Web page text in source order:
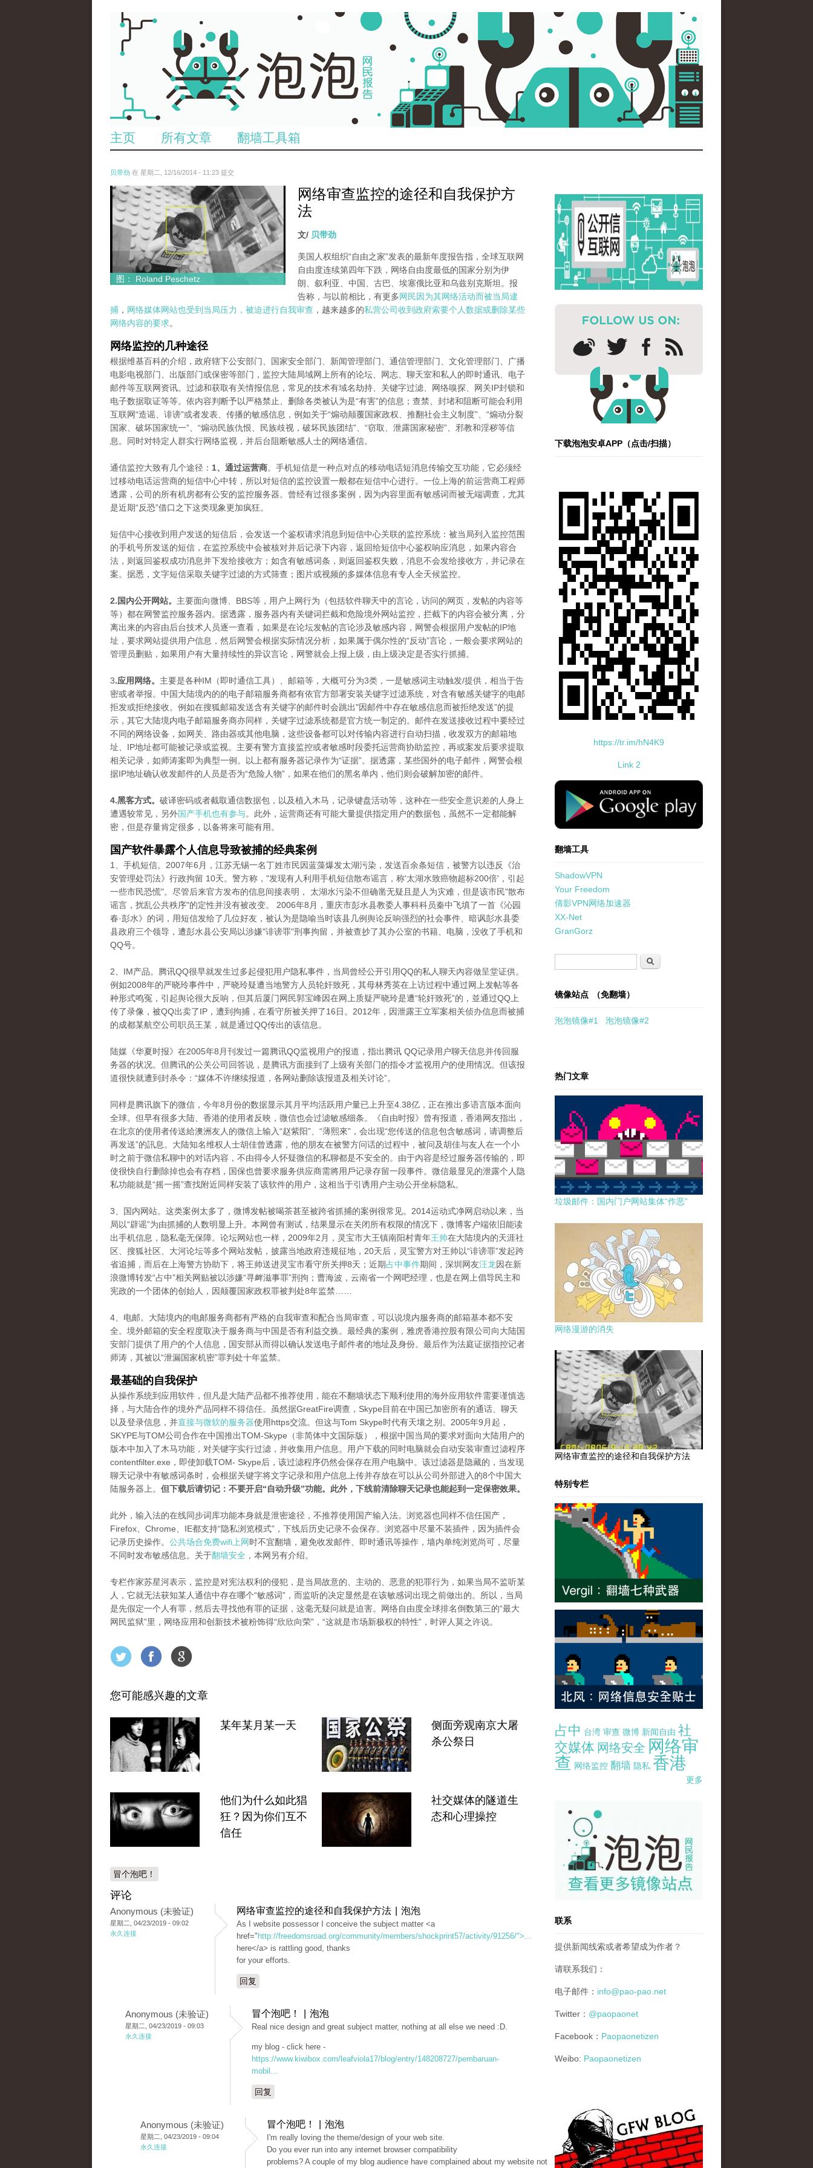
主页 所有文章 翻墙工具箱
贝带劲 在 星期二, 12/16/2014 - 11:23 提交
untitled.jpg
图： Roland Peschetz
网络审查监控的途径和自我保护方
法
文/ 贝带劲
美国人权组织“自由之家”发表的最新年度报告指，全球互联网
自由度连续第四年下跌，网络自由度最低的国家分别为伊
朗、叙利亚、中国、古巴、埃塞俄比亚和乌兹别克斯坦。报
告称，与以前相比，有更多网民因为其网络活动而被当局逮
捕 ， 网络媒体网站也受到当局压力，被迫进行自我审查 ，越来越多的私营公司收到政府索要个人数据或删除某些
网络内容的要求。
网络监控的几种途径
根据维基百科的介绍，政府辖下公安部门、国家安全部门、新闻管理部门、通信管理部门、文化管理部门、广播
电影电视部门、出版部门或保密等部门，监控大陆局域网上所有的论坛、网志、聊天室和私人的即时通讯、电子
邮件等互联网资讯。过滤和获取有关情报信息，常见的技术有域名劫持、关键字过滤、网络嗅探、网关IP封锁和
电子数据取证等等。依内容判断予以严格禁止、删除各类被认为是“有害”的信息；查禁、封堵和阻断可能会利用
互联网“造谣、诽谤”或者发表、传播的敏感信息，例如关于“煽动颠覆国家政权、推翻社会主义制度”、“煽动分裂
国家、破坏国家统一”、“煽动民族仇恨、民族歧视，破坏民族团结”、“窃取、泄露国家秘密”、邪教和淫秽等信
息。同时对特定人群实行网络监视，并后台阻断敏感人士的网络通信。
通信监控大致有几个途径： 1、通过运营商。手机短信是一种点对点的移动电话短消息传输交互功能，它必须经
过移动电话运营商的短信中心中转，所以对短信的监控设置一般都在短信中心进行。一位上海的前运营商工程师
透露，公司的所有机房都有公安的监控服务器。曾经有过很多案例，因为内容里面有敏感词而被无端调查，尤其
是近期“反恐”借口之下这类现象更加疯狂。
短信中心接收到用户发送的短信后，会发送一个鉴权请求消息到短信中心关联的监控系统：被当局列入监控范围
的手机号所发送的短信，在监控系统中会被核对并后记录下内容，返回给短信中心鉴权响应消息，如果内容合
法，则返回鉴权成功消息并下发给接收方；如含有敏感词条，则返回鉴权失败，消息不会发给接收方，并记录在
案。据悉，文字短信采取关键字过滤的方式筛查；图片或视频的多媒体信息有专人全天候监控。
2.国内公开网站。 主要面向微博、BBS等，用户上网行为（包括软件聊天中的言论，访问的网页，发帖的内容等
等）都在网警监控服务器内。据透露，服务器内有关键词拦截和危险境外网站监控，拦截下的内容会被分离，分
离出来的内容由后台技术人员逐一查看，如果是在论坛发帖的言论涉及敏感内容，网警会根据用户发帖的IP地
址，要求网站提供用户信息，然后网警会根据实际情况分析，如果属于偶尔性的“反动”言论，一般会要求网站的
管理员删贴，如果用户有大量持续性的异议言论，网警就会上报上级，由上级决定是否实行抓捕。
3.应用网络。 主要是各种IM（即时通信工具）、邮箱等，大概可分为3类，一是敏感词主动触发/提供，相当于告
密或者举报。中国大陆境内的的电子邮箱服务商都有依官方部署安装关键字过滤系统，对含有敏感关键字的电邮
拒发或拒绝接收。例如在搜狐邮箱发送含有关键字的邮件时会跳出"因邮件中存在敏感信息而被拒绝发送”的提
示，其它大陆境内电子邮箱服务商亦同样，关键字过滤系统都是官方统一制定的。邮件在发送接收过程中要经过
不同的网络设备，如网关、路由器或其他电脑，这些设备都可以对传输内容进行自动扫描，收发双方的邮箱地
址、IP地址都可能被记录或监视。主要有警方直接监控或者敏感时段委托运营商协助监控，再或案发后要求提取
相关记录，如师涛案即为典型一例。以上都有服务器记录作为“证据”。据透露，某些国外的电子邮件，网警会根
据IP地址确认收发邮件的人员是否为“危险人物”，如果在他们的黑名单内，他们则会破解加密的邮件。
4.黑客方式。 破译密码或者截取通信数据包，以及植入木马，记录键盘活动等，这种在一些安全意识差的人身上
遭遇较常见，另外国产手机也有参与。此外，运营商还有可能大量提供指定用户的数据包，虽然不一定都能解
密，但是存量肯定很多，以备将来可能有用。
国产软件暴露个人信息导致被捕的经典案例
1、手机短信。2007年6月，江苏无锡一名丁姓市民因蓝藻爆发太湖污染，发送百余条短信，被警方以违反《治
安管理处罚法》行政拘留 10天。警方称，"发现有人利用手机短信散布谣言，称'太湖水致癌物超标200倍'，引起
一些市民恐慌"。尽管后来官方发布的信息间接表明， 太湖水污染不但确凿无疑且是人为灾难，但是该市民"散布
谣言，扰乱公共秩序"的定性并没有被改变。 2006年8月，重庆市彭水县教委人事科科员秦中飞填了一首《沁园
春·彭水》的词，用短信发给了几位好友，被认为是隐喻当时该县几例舆论反响强烈的社会事件、暗讽彭水县委
县政府三个领导，遭彭水县公安局以涉嫌"诽谤罪"刑事拘留，并被查抄了其办公室的书籍、电脑，没收了手机和
QQ号。
2、IM产品。腾讯QQ很早就发生过多起侵犯用户隐私事件，当局曾经公开引用QQ的私人聊天內容做呈堂证供。
例如2008年的严晓玲事件中，严晓玲疑遭当地警方人员轮奸致死，其母林秀英在上访过程中通过网上发帖等各
种形式鸣冤，引起舆论很大反响，但其后厦门网民郭宝峰因在网上质疑严晓玲是遭“轮奸致死”的，並通过QQ上
传了录像，被QQ出卖了IP，遭到拘捕，在看守所被关押了16日。2012年，因泄露王立军案相关侦办信息而被捕
的成都某航空公司职员王某，就是通过QQ传出的该信息。
陆媒《华夏时报》在2005年8月刊发过一篇腾讯QQ监视用户的报道，指出腾讯 QQ记录用户聊天信息并传回服
务器的状况。但腾讯的公关公司回答说，是腾讯方面接到了上级有关部门的指令才监视用户的使用情况。但该报
道很快就遭到封杀令：“媒体不许继续报道，各网站删除该报道及相关讨论”。
同样是腾讯旗下的微信，今年8月份的数据显示其月平均活跃用户量已上升至4.38亿，正在推出多语言版本面向
全球。但早有很多大陆、香港的使用者反映，微信也会过滤敏感细条。《自由时报》曾有报道，香港网友指出，
在北京的使用者传送給澳洲友人的微信上输入“赵紫阳”、“薄熙來”，会出现“您传送的信息包含敏感词，请调整后
再发送”的訊息。大陆知名维权人士胡佳曾透露，他的朋友在被警方问话的过程中，被问及胡佳与友人在一个小
时之前于微信私聊中的对话内容，不由得令人怀疑微信的私聊都是不安全的。由于內容是经过服务器传输的，即
使很快自行删除掉也会有存档，国保也曾要求服务供应商需將用戶记录存留一段事件。微信最显见的泄露个人隐
私功能就是“摇一摇”查找附近同样安装了该软件的用户，这相当于引诱用户主动公开坐标隐私。
3、国内网站。这类案例太多了，微博发帖被喝茶甚至被跨省抓捕的案例很常见。2014运动式净网启动以来，当
局以“辟谣”为由抓捕的人数明显上升。本网曾有测试，结果显示在关闭所有权限的情况下，微博客户端依旧能读
出手机信息，隐私毫无保障。论坛网站也一样，2009年2月，灵宝市大王镇南阳村青年王帅在大陆境内的天涯社
区、搜狐社区、大河论坛等多个网站发帖，披露当地政府违规征地，20天后，灵宝警方对王帅以“诽谤罪”发起跨
省追捕，而后在上海警方协助下，将王帅送进灵宝市看守所关押8天；近期占中事件期间，深圳网友汪龙因在新
浪微博转发“占中”相关网贴被以涉嫌“寻衅滋事罪”刑拘；曹海波，云南省一个网吧经理，也是在网上倡导民主和
宪政的一个团体的创始人，因颠覆国家政权罪被判处8年监禁……
4、电邮。大陆境内的电邮服务商都有严格的自我审查和配合当局审查，可以说境内服务商的邮箱基本都不安
全。境外邮箱的安全程度取决于服务商与中国是否有利益交换。最经典的案例，雅虎香港控股有限公司向大陆国
安部门提供了用户的个人信息，国安部从而得以确认发送电子邮件者的地址及身份。最后作为法庭证据指控记者
师涛，其被以“泄漏国家机密”罪判处十年监禁。
最基础的自我保护
从操作系统到应用软件，但凡是大陆产品都不推荐使用，能在不翻墙状态下顺利使用的海外应用软件需要谨慎选
择，与大陆合作的境外产品同样不得信任。虽然据GreatFire调查，Skype目前在中国已加密所有的通话、聊天
以及登录信息，并直接与微软的服务器使用https交流。但这与Tom Skype时代有天壤之别。2005年9月起，
SKYPE与TOM公司合作在中国推出TOM-Skype（非简体中文国际版），根据中国当局的要求对面向大陆用户的
版本中加入了木马功能，对关键字实行过滤，并收集用户信息。用户下载的同时电脑就会自动安装审查过滤程序
contentfilter.exe，即使卸载TOM- Skype后，该过滤程序仍然会保存在用户电脑中。该过滤器是隐藏的，当发现
聊天记录中有敏感词条时，会根据关键字将文字记录和用户信息上传并存放在可以从公司外部进入的8个中国大
陆服务器上。 但下载后请切记：不要开启“自动升级”功能。此外，下线前清除聊天记录也能起到一定保密效果。
此外，输入法的在线同步词库功能本身就是泄密途径，不推荐使用国产输入法。浏览器也同样不信任国产，
Firefox、Chrome、IE都支持“隐私浏览模式”，下线后历史记录不会保存。浏览器中尽量不装插件，因为插件会
记录历史操作。 公共场合免费wifi上网时不宜翻墙，避免收发邮件、即时通讯等操作，墙内单纯浏览尚可，尽量
不同时发布敏感信息。关于翻墙安全 ，本网另有介绍。
专栏作家苏星河表示，监控是对宪法权利的侵犯，是当局故意的、主动的、恶意的犯罪行为，如果当局不监听某
人，它就无法获知某人通信中存在哪个“敏感词”，而监听的决定显然是在该敏感词出现之前做出的。所以，当局
是先假定一个人有罪，然后去寻找他有罪的证据，这毫无疑问就是迫害。网络自由度全球排名倒数第三的“最大
网民监狱”里，网络应用和创新技术被粉饰得“欣欣向荣”，“这就是市场新极权的特性”，时评人莫之许说。
您可能感兴趣的文章
某年某月某一天
侧面旁观南京大屠
杀公祭日
他们为什么如此猖
狂？因为你们互不
信任
社交媒体的隧道生
态和心理操控
冒个泡吧！
评论
Anonymous (未验证)
星期二, 04/23/2019 - 09:02
永久连接
网络审查监控的途径和自我保护方法 | 泡泡
As I website possessor I conceive the subject matter <a
href=" http://freedomsroad.org/community/members/shockprint57/activity/91256/">...
here</a> is rattling good, thanks
for your efforts.
回复
Anonymous (未验证)
星期二, 04/23/2019 - 09:03
永久连接
冒个泡吧！ | 泡泡
Real nice design and great subject matter, nothing at all else we need :D.
my blog - click here -
https://www.kiwibox.com/leafviola17/blog/entry/148208727/pembaruan-
mobil...
回复
Anonymous (未验证)
星期二, 04/23/2019 - 09:04
永久连接
冒个泡吧！ | 泡泡
I'm really loving the theme/design of your web site.
Do you ever run into any internet browser compatibility
problems? A couple of my blog audience have complained about my website not
下载泡泡安卓APP（点击/扫描）
https://tr.im/hN4K9
Link 2
standard-icon-googleplay-app-store.png
翻墙工具
ShadowVPN
Your Freedom
倩影VPN网络加速器
XX-Net
GranGorz
搜索
镜像站点 （免翻墙）
泡泡镜像#1 泡泡镜像#2
热门文章
垃圾邮件：国内门户网站集体“作恶”
网络漫游的消失
网络审查监控的途径和自我保护方法
特别专栏
占中 台湾 审查 微博 新闻自由 社
交媒体 网络安全 网络审
查 网络监控 翻墙 隐私 香港
更多
pao-pao-banner-mirror-site-120814.jpg
联系
提供新闻线索或者希望成为作者？
请联系我们：
电子邮件： info@pao-pao.net
Twitter： @paopaonet
Facebook： Paopaonetizen
Weibo: Paopaonetizen
gfw_blog_small.jpg